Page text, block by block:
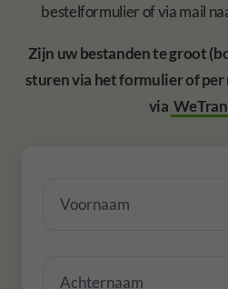
bestelformulier of via mail
Zijn uw bestanden te groot
sturen via het formulier of per
via